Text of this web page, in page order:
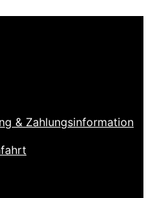
& Zahlungsinformation